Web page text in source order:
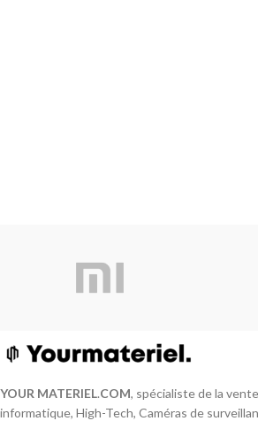
YOUR MATERIEL.COM, spécialiste de la
informatique, High-Tech, Caméras de